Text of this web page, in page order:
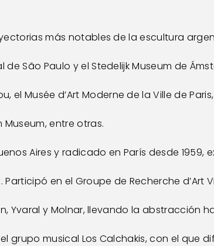
más notables de la escultura
de São Paulo y el Stedelijk Museum de
el Musée d’Art Moderne de la Ville de
Museum, entre otras.
Aires y radicado en París desde 1959,
en el Groupe de Recherche d’Art
Yvaral y Molnar, llevando la abstracción
grupo musical Los Calchakis, con el que